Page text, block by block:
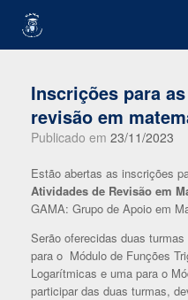
content
Inscrições para
revisão em
Publicado em 23/11/2023
Estão abertas as inscrições
Atividades de Revisão em
GAMA: Grupo de Apoio em
Serão oferecidas duas
para o Módulo de Funções
Logarítmicas e uma para o
participar das duas turmas,